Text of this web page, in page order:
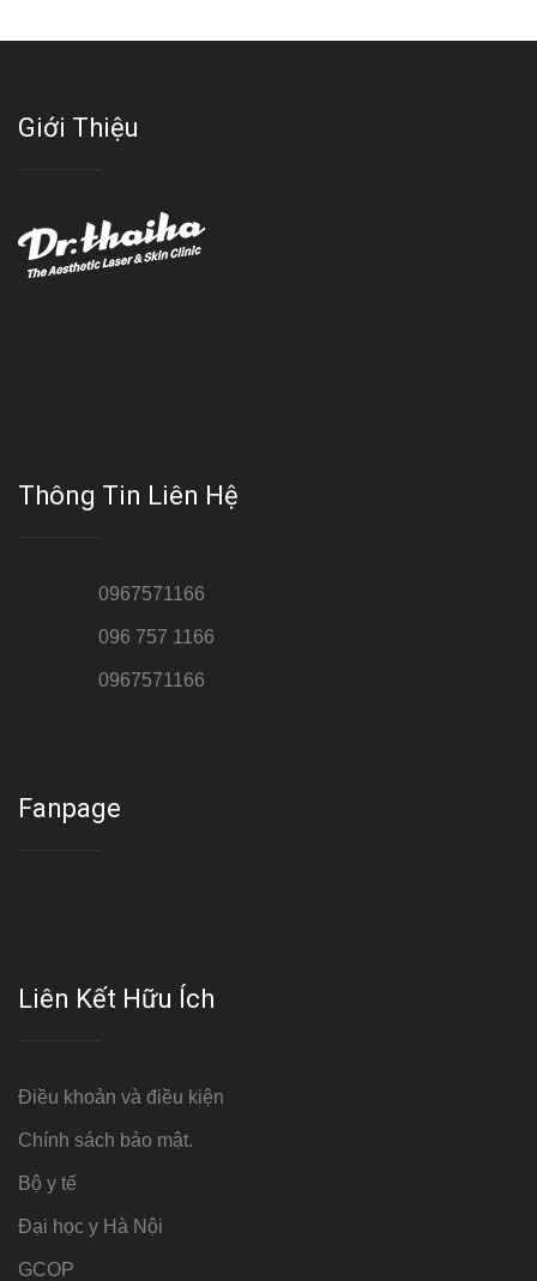
Giới Thiệu
Thông Tin Liên Hệ
0967571166
096 757 1166
0967571166
Fanpage
Liên Kết Hữu Ích
Điều khoản và điều kiện
Chính sách bảo mật.
Bộ y tế
Đại học y Hà Nội
GCOP